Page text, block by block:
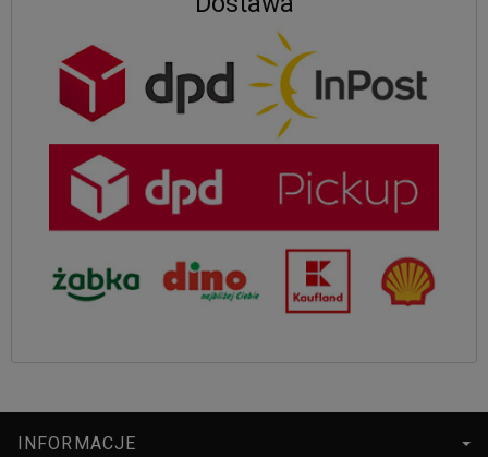
INFORMACJE